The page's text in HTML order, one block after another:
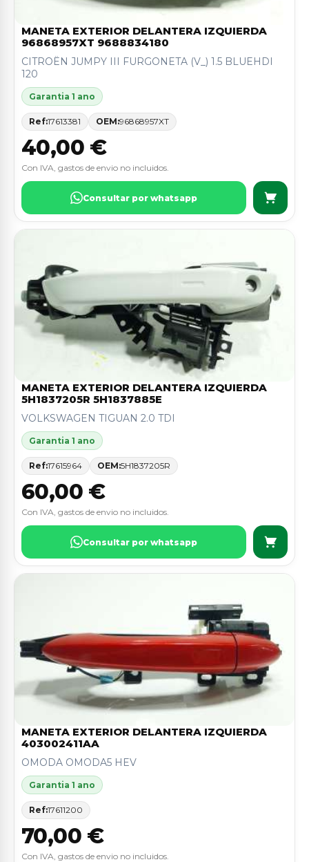
MANETA EXTERIOR DELANTERA IZQUIERDA
96868957XT 9688834180
CITROËN JUMPY III FURGONETA (V_) 1.5 BLUEHDI
120
Garantia 1 ano
Ref:17613381 OEM:96868957XT
40,00 €
Con IVA, gastos de envio no incluidos.
Consultar por whatsapp
MANETA EXTERIOR DELANTERA IZQUIERDA
5H1837205R 5H1837885E
VOLKSWAGEN TIGUAN 2.0 TDI
Garantia 1 ano
Ref:17615964 OEM:5H1837205R
60,00 €
Con IVA, gastos de envio no incluidos.
Consultar por whatsapp
MANETA EXTERIOR DELANTERA IZQUIERDA
403002411AA
OMODA OMODA5 HEV
Garantia 1 ano
Ref:17611200
70,00 €
Con IVA, gastos de envio no incluidos.